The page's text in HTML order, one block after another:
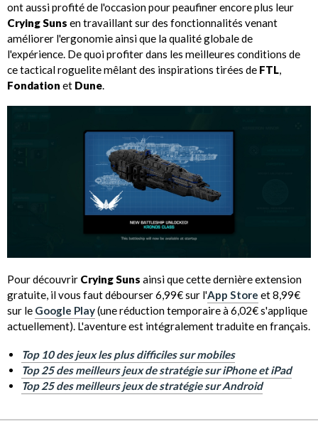
ont aussi profité de l'occasion pour peaufiner encore plus leur
Crying Suns en travaillant sur des fonctionnalités venant
améliorer l'ergonomie ainsi que la qualité globale de
l'expérience. De quoi profiter dans les meilleures conditions de
ce tactical roguelite mêlant des inspirations tirées de FTL,
Fondation et Dune.
Pour découvrir Crying Suns ainsi que cette dernière extension
gratuite, il vous faut débourser 6,99€ sur l'App Store et 8,99€
sur le Google Play(une réduction temporaire à 6,02€ s'applique
actuellement). L'aventure est intégralement traduite en français.
Top 10 des jeux les plus difficiles sur mobiles
Top 25 des meilleurs jeux de stratégie sur iPhone et iPad
Top 25 des meilleurs jeux de stratégie sur Android